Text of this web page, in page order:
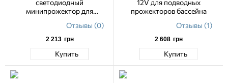
светодиодный
минипрожектор для
Отзывы (0)
2 213 грн
Купить
12V для подводных
прожекторов бассейна
Отзывы (1)
2 608 грн
Купить